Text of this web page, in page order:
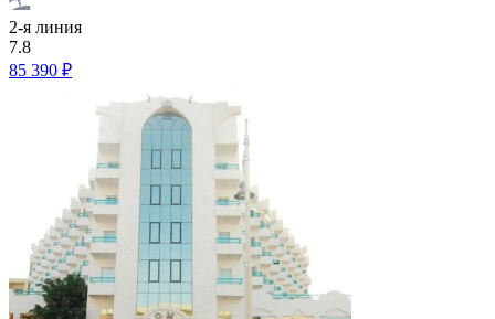
2-я линия
7.8
85 390 ₽